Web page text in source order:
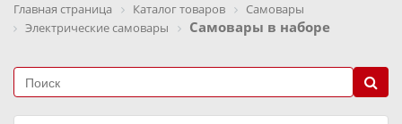
Главная страница Каталог товаров
Самовары
Электрические самовары
Самовары в наборе